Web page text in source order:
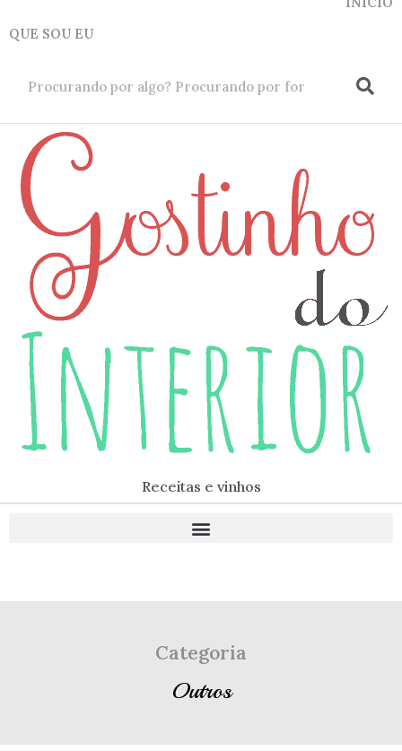
QUE SOU EU
Receitas e vinhos
Categoria
Outros